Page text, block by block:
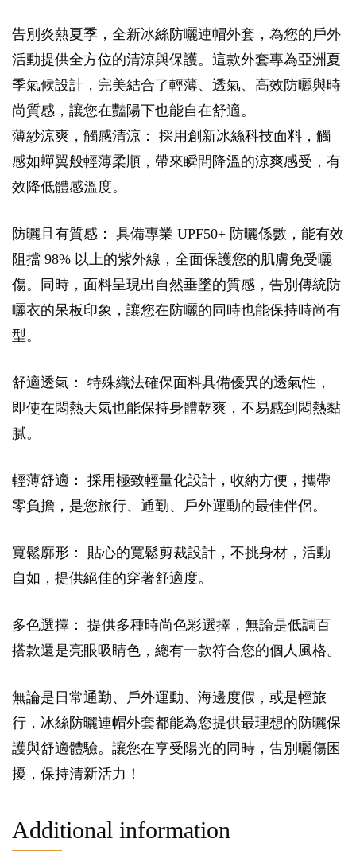
告別炎熱夏季，全新冰絲防曬連帽外套，為您的戶外
活動提供全方位的清涼與保護。這款外套專為亞洲夏
季氣候設計，完美結合了輕薄、透氣、高效防曬與時
尚質感，讓您在豔陽下也能自在舒適。
薄紗涼爽，觸感清涼： 採用創新冰絲科技面料，觸
感如蟬翼般輕薄柔順，帶來瞬間降溫的涼爽感受，有
效降低體感溫度。
防曬且有質感： 具備專業 UPF50+ 防曬係數，能有效
阻擋 98% 以上的紫外線，全面保護您的肌膚免受曬
傷。同時，面料呈現出自然垂墜的質感，告別傳統防
曬衣的呆板印象，讓您在防曬的同時也能保持時尚有
型。
舒適透氣： 特殊織法確保面料具備優異的透氣性，
即使在悶熱天氣也能保持身體乾爽，不易感到悶熱黏
膩。
輕薄舒適： 採用極致輕量化設計，收納方便，攜帶
零負擔，是您旅行、通勤、戶外運動的最佳伴侶。
寬鬆廓形： 貼心的寬鬆剪裁設計，不挑身材，活動
自如，提供絕佳的穿著舒適度。
多色選擇： 提供多種時尚色彩選擇，無論是低調百
搭款還是亮眼吸睛色，總有一款符合您的個人風格。
無論是日常通勤、戶外運動、海邊度假，或是輕旅
行，冰絲防曬連帽外套都能為您提供最理想的防曬保
護與舒適體驗。讓您在享受陽光的同時，告別曬傷困
擾，保持清新活力！
Additional information